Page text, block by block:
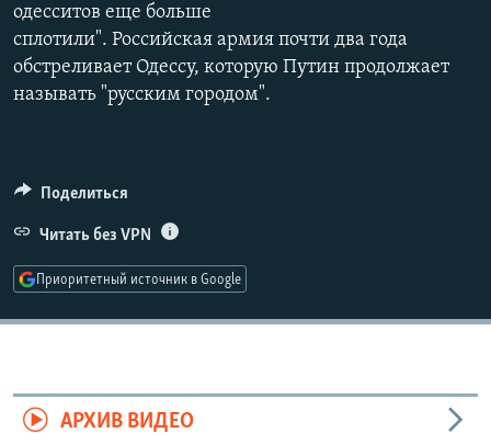
720p
480p
720p
одесситов еще больше
сплотили". Российская армия почти два года
обстреливает Одессу, которую Путин продолжает
называть "русским городом".
Поделиться
Читать без VPN
Приоритетный источник в Google
АРХИВ ВИДЕО